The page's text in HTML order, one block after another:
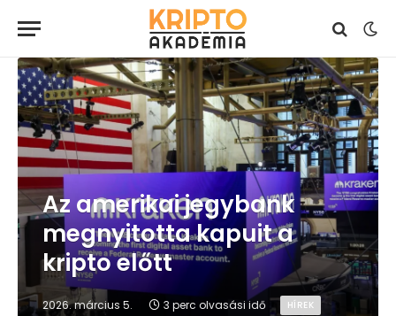
Az amerikai jegybank
megnyitotta kapuit a
kripto előtt
2026. március 5. 3 perc olvasási idő HÍREK